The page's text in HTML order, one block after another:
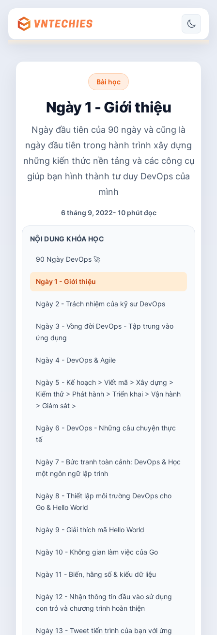
Bài học
Ngày 1 - Giới thiệu
Ngày đầu tiên của 90 ngày và cũng là
ngày đầu tiên trong hành trình xây dựng
những kiến thức nền tảng và các công cụ
giúp bạn hình thành tư duy DevOps của
mình
6 tháng 9, 2022- 10 phút đọc
NỘI DUNG KHÓA HỌC
90 Ngày DevOps 🚀
Ngày 1 - Giới thiệu
Ngày 2 - Trách nhiệm của kỹ sư DevOps
Ngày 3 - Vòng đời DevOps - Tập trung vào
ứng dụng
Ngày 4 - DevOps & Agile
Ngày 5 - Kế hoạch > Viết mã > Xây dựng >
Kiểm thử > Phát hành > Triển khai > Vận hành
> Giám sát >
Ngày 6 - DevOps - Những câu chuyện thực
tế
Ngày 7 - Bức tranh toàn cảnh: DevOps & Học
một ngôn ngữ lập trình
Ngày 8 - Thiết lập môi trường DevOps cho
Go & Hello World
Ngày 9 - Giải thích mã Hello World
Ngày 10 - Không gian làm việc của Go
Ngày 11 - Biến, hằng số & kiểu dữ liệu
Ngày 12 - Nhận thông tin đầu vào sử dụng
con trỏ và chương trình hoàn thiện
Ngày 13 - Tweet tiến trình của bạn với ứng